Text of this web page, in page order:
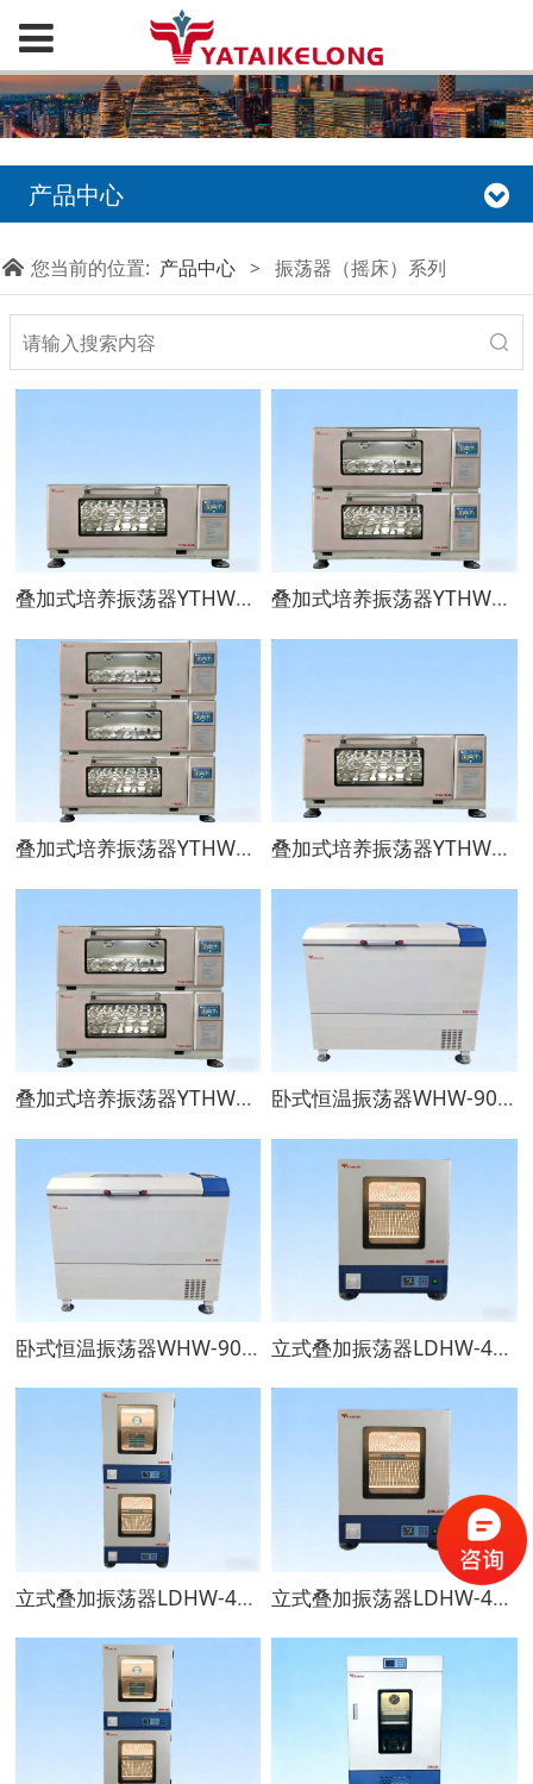
产品中心
您当前的位置: 产品中心 > 振荡器（摇床）系列
叠加式培养振荡器YTHW801D 叠加式培养振荡器YTHW802D
叠加式培养振荡器YTHW803D 叠加式培养振荡器YTHW901D
叠加式培养振荡器YTHW902D 卧式恒温振荡器WHW-9001D
卧式恒温振荡器WHW-9001 立式叠加振荡器LDHW-4001D
立式叠加振荡器LDHW-4002D 立式叠加振荡器LDHW-4001